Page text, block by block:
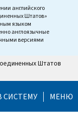
английского
Штатов»
языком
англоязычные
версиями
Штатов
СИСТЕМУ МЕНЮ